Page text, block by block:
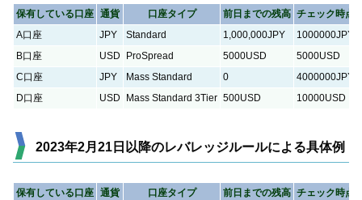
保有している口座 通貨 口座タイプ 前日までの残高 チェック時点
A口座
JPY Standard 1,000,000JPY
1000000JPY
B口座
USD ProSpread 5000USD
5000USD
C口座
JPY Mass Standard 0
4000000JPY
D口座
USD Mass Standard 3Tier 500USD 10000USD
2023年2月21日以降のレバレッジルールによる具体例
保有している口座 通貨 口座タイプ 前日までの残高 チェック時点